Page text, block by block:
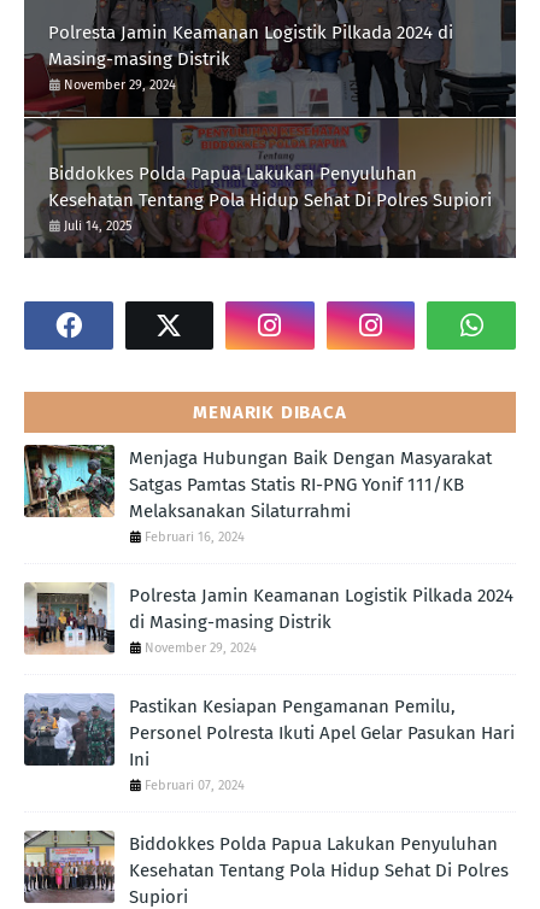
Polresta Jamin Keamanan Logistik Pilkada 2024 di
Masing-masing Distrik
November 29, 2024
Biddokkes Polda Papua Lakukan Penyuluhan
Kesehatan Tentang Pola Hidup Sehat Di Polres Supiori
Juli 14, 2025
MENARIK DIBACA
Menjaga Hubungan Baik Dengan Masyarakat
Satgas Pamtas Statis RI-PNG Yonif 111/KB
Melaksanakan Silaturrahmi
Februari 16, 2024
Polresta Jamin Keamanan Logistik Pilkada 2024
di Masing-masing Distrik
November 29, 2024
Pastikan Kesiapan Pengamanan Pemilu,
Personel Polresta Ikuti Apel Gelar Pasukan Hari
Ini
Februari 07, 2024
Biddokkes Polda Papua Lakukan Penyuluhan
Kesehatan Tentang Pola Hidup Sehat Di Polres
Supiori